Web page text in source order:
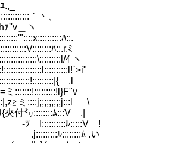
丶、
ヽ
ﾊ::.
ﾊ::.r.ﾐ
ｲ ヽ
.l
-=ミ:::::::!:::::::::!l}F"v 江
::::j;;;;;;;;;j:::l \
::::::::ﾑ:::V .|
ﾙ:::::V !
ﾙ::::::::ﾑ .い